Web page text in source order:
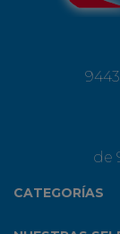
de
CATEGORÍAS